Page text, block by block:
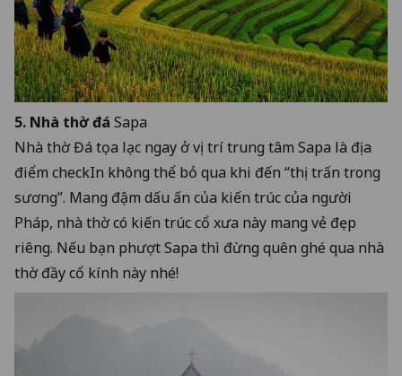
5. Nhà thờ đá Sapa
Nhà thờ Đá tọa lạc ngay ở vị trí trung tâm Sapa là địa
điểm checkIn không thể bỏ qua khi đến “thị trấn trong
sương”. Mang đậm dấu ấn của kiến trúc của người
Pháp, nhà thờ có kiến trúc cổ xưa này mang vẻ đẹp
riêng. Nếu bạn phượt Sapa thì đừng quên ghé qua nhà
thờ đầy cổ kính này nhé!